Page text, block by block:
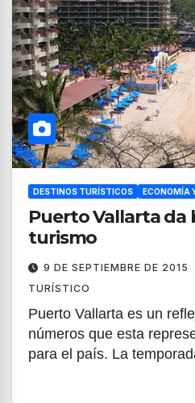
DESTINOS TURÍSTICOS ECONOMÍA
Puerto Vallarta da
turismo
9 DE SEPTIEMBRE DE 2015
TURÍSTICO
Puerto Vallarta es un
números que esta
para el país. La